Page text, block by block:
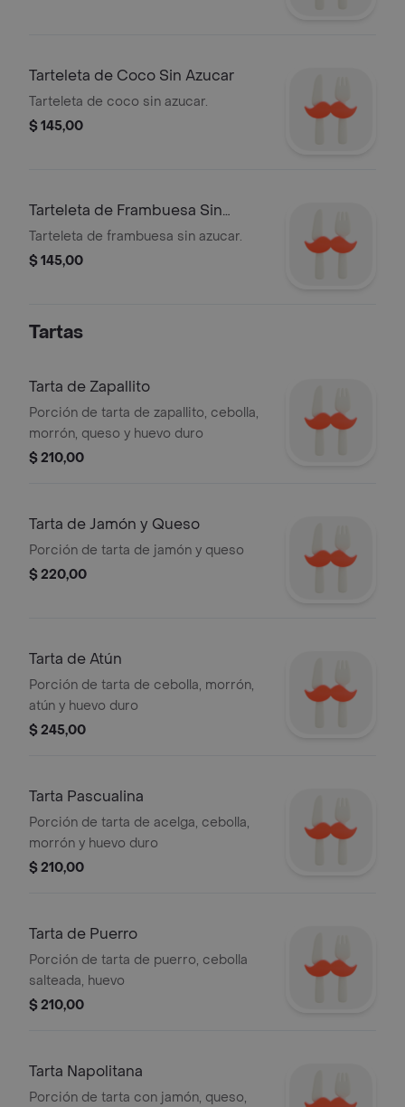
Tarteleta de Coco Sin Azucar
Tarteleta de coco sin azucar.
$ 145,00
Tarteleta de Frambuesa Sin
Azucar
Tarteleta de frambuesa sin azucar.
$ 145,00
Tartas
Tarta de Zapallito
Porción de tarta de zapallito, cebolla,
morrón, queso y huevo duro
$ 210,00
Tarta de Jamón y Queso
Porción de tarta de jamón y queso
$ 220,00
Tarta de Atún
Porción de tarta de cebolla, morrón,
atún y huevo duro
$ 245,00
Tarta Pascualina
Porción de tarta de acelga, cebolla,
morrón y huevo duro
$ 210,00
Tarta de Puerro
Porción de tarta de puerro, cebolla
salteada, huevo
$ 210,00
Tarta Napolitana
Porción de tarta con jamón, queso,